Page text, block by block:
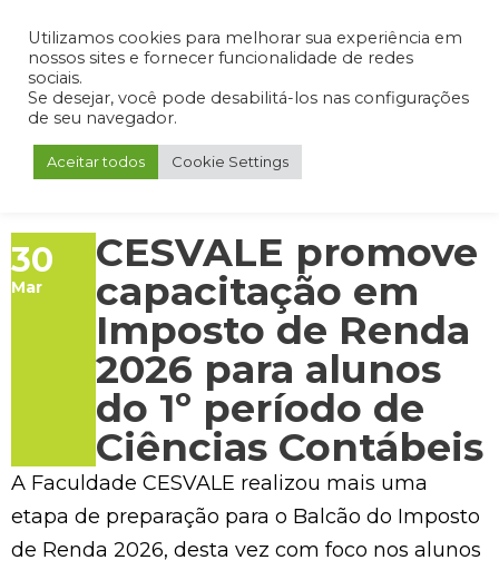
Admin Portal do Aluno Portal do Professor Portal do Coordenador
30
Mar
CESVALE promove
capacitação em
Imposto de Renda
2026 para alunos
do 1º período de
Ciências Contábeis
A Faculdade CESVALE realizou mais uma
etapa de preparação para o Balcão do Imposto
de Renda 2026, desta vez com foco nos alunos
Utilizamos cookies para melhorar sua experiência em
nossos sites e fornecer funcionalidade de redes
sociais.
Se desejar, você pode desabilitá-los nas configurações
de seu navegador.
Aceitar todos Cookie Settings